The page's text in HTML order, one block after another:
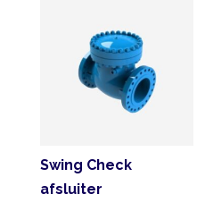
Swing Check
afsluiter